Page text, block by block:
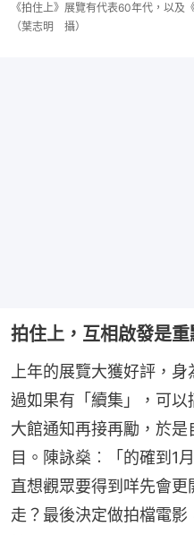
《拍住上》展覽有代表60年代，以及
（葉志明 攝）
拍住上，互相啟發是重
上年的展覽大獲好評，
過如果有「續集」，可以
大館通知再接再勵，於
目。陳詠燊︰「的確到1
直想觀眾要得到咩先會
走？最後決定做拍檔電